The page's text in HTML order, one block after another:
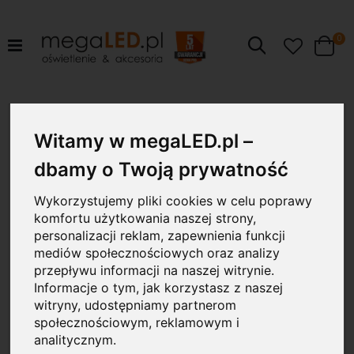
Witamy w megaLED.pl –
dbamy o Twoją prywatność
Wykorzystujemy pliki cookies w celu poprawy
komfortu użytkowania naszej strony,
personalizacji reklam, zapewnienia funkcji
mediów społecznościowych oraz analizy
przepływu informacji na naszej witrynie.
Informacje o tym, jak korzystasz z naszej
witryny, udostępniamy partnerom
społecznościowym, reklamowym i
analitycznym.
Szukaj Cart
0
koniec
galerii